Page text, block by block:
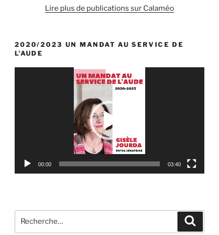
des
intercommunalités. »
Lire plus de publications sur Calaméo
2020/2023 UN MANDAT AU SERVICE DE
L’AUDE
00:00 03:40
Recherche